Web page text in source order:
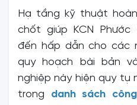
Hạ tầng kỹ thuật
chốt giúp KCN
đến hấp dẫn cho các
quy hoạch bài bản
nghiệp này hiện quy tụ
trong danh sách